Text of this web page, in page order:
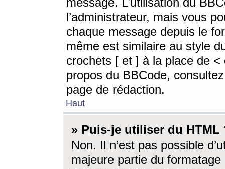
l’administrateur, mais vous
chaque message depuis le
même est similaire au style
crochets [ et ] à la place de <
propos du BBCode,
page de rédaction.
Haut
» Puis-je utiliser du HTML
Non. Il n’est pas possible
majeure partie du